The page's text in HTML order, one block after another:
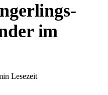
im
Lesezeit